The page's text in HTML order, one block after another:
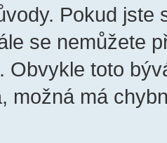
Pokud jste
se nemůžete
Obvykle toto
možná má